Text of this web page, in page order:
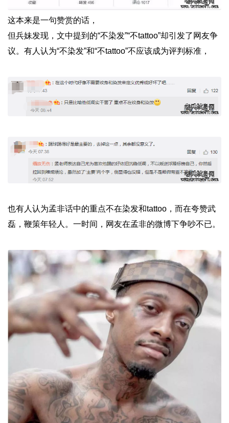
这本来是一句赞赏的话，
但兵妹发现，文中提到的“不染发”“不tattoo”却引发了网友争
议。有人认为“不染发”和“不tattoo”不应该成为评判标准，
也有人认为孟非话中的重点不在染发和tattoo，而在夸赞武
磊，鞭策年轻人。一时间，网友在孟非的微博下争吵不已。